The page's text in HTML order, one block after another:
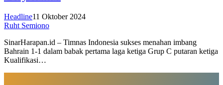
Headline11 Oktober 2024
Ruht Semiono
SinarHarapan.id – Timnas Indonesia sukses menahan imbang
Bahrain 1-1 dalam babak pertama laga ketiga Grup C putaran ketiga
Kualifikasi…